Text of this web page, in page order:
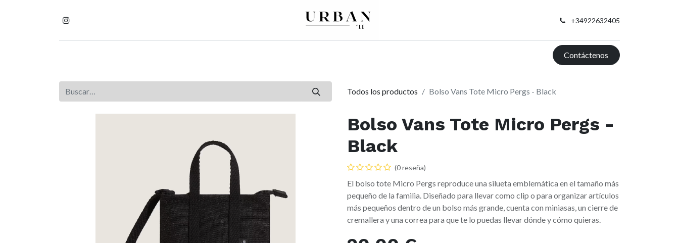
+34922632405
Contáctenos
Todos los productos Bolso Vans Tote Micro Pergs - Black
Bolso Vans Tote Micro Pergs -
Black
(0 reseña)
El bolso tote Micro Pergs reproduce una silueta emblemática en el tamaño más
pequeño de la familia. Diseñado para llevar como clip o para organizar artículos
más pequeños dentro de un bolso más grande, cuenta con miniasas, un cierre de
cremallera y una correa para que te lo puedas llevar dónde y cómo quieras.